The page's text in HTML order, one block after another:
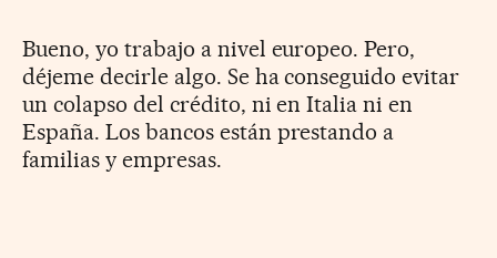
Bueno, yo trabajo a nivel europeo. Pero,
déjeme decirle algo. Se ha conseguido evitar
un colapso del crédito, ni en Italia ni en
España. Los bancos están prestando a
familias y empresas.